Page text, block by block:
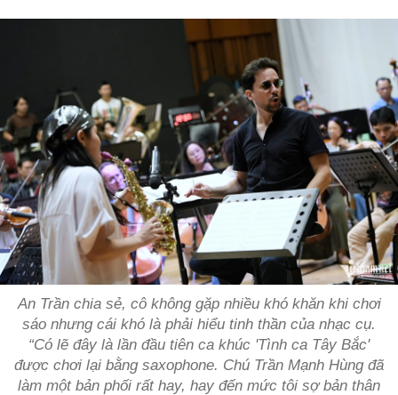
An Trần chia sẻ, cô không gặp nhiều khó khăn khi chơi
sáo nhưng cái khó là phải hiểu tinh thần của nhạc cụ.
“Có lẽ đây là lần đầu tiên ca khúc 'Tình ca Tây Bắc'
được chơi lại bằng saxophone. Chú Trần Mạnh Hùng đã
làm một bản phối rất hay, hay đến mức tôi sợ bản thân